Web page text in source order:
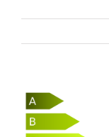
View
Larger
Image